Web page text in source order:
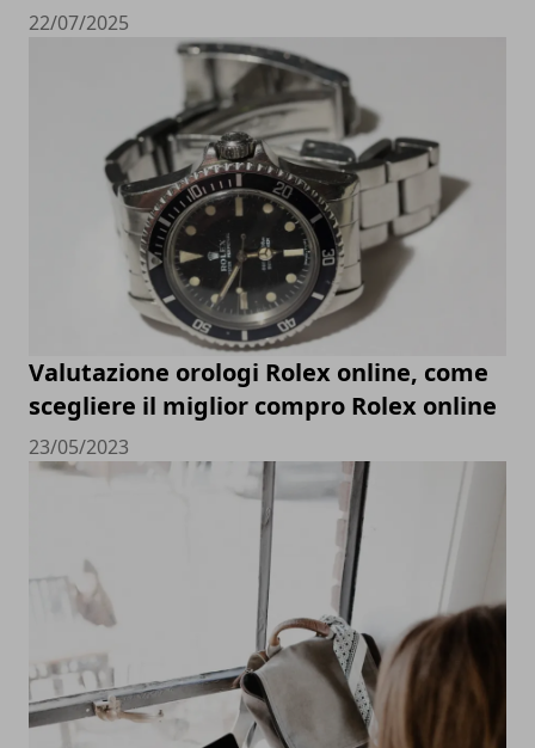
22/07/2025
Valutazione orologi Rolex online, come
scegliere il miglior compro Rolex online
23/05/2023